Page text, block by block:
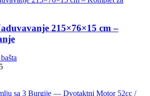
215×76×15 cm –